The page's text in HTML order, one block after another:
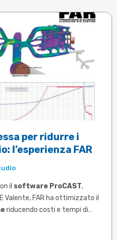
Prima certo
al minimo: barra e
pianificazione delle
grazie a campionature positive
e riparazione successive anche
per ridurre i
l’esperienza FAR
il software ProCAST,
Valente, FAR ha ottimizzato il
riducendo costi e tempi di
una pompa olio